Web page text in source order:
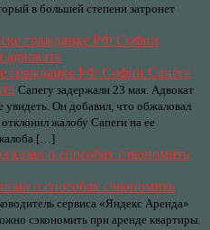
в большей степени затронет
гражданке РФ Софии Сапеге
Сапегу задержали 23 мая. Адвокат
увидеть. Он добавил, что обжаловал
жалобу Сапеги на ее
[…]
о способах сэкономить
сервиса «Яндекс Аренда»
сэкономить при аренде квартиры.